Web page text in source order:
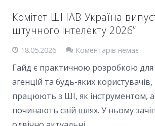
Комітет ШІ IAB Україна
штучного інтелекту 2026”
18.05.2026 Коментарів немає
Гайд є практичною розробкою для
агенцій та будь-яких
працюють з ШІ, як інструментом,
починають свій шлях. У ньому